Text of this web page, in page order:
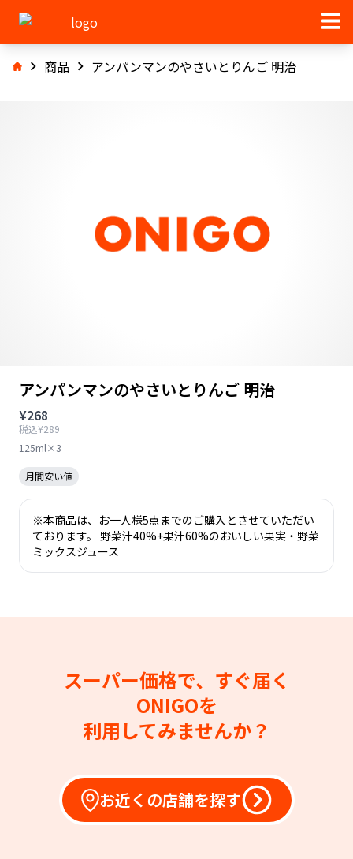
商品 アンパンマンのやさいとりんご 明治
アンパンマンのやさいとりんご 明治
¥268
税込¥289
125ml×3
月間安い値
※本商品は、お一人様5点までのご購入とさせていただい
ております。 野菜汁40%+果汁60%のおいしい果実・野菜
ミックスジュース
スーパー価格で、すぐ届く
ONIGOを
利用してみませんか？
お近くの店舗を探す